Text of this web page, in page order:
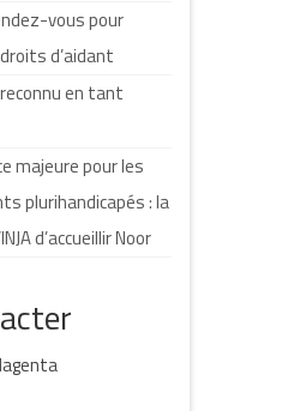
vous pour
d’aidant
en tant
majeure pour les
plurihandicapés : la
d’accueillir Noor